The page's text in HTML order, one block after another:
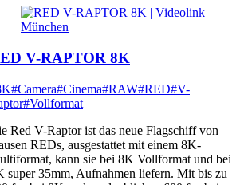
V-RAPTOR 8K
#Camera#Cinema#RAW#RED#V-
#Vollformat
Red V-Raptor ist das neue Flagschiff von
REDs, ausgestattet mit einem 8K-
kann sie bei 8K Vollformat und bei
super 35mm, Aufnahmen liefern. Mit bis zu